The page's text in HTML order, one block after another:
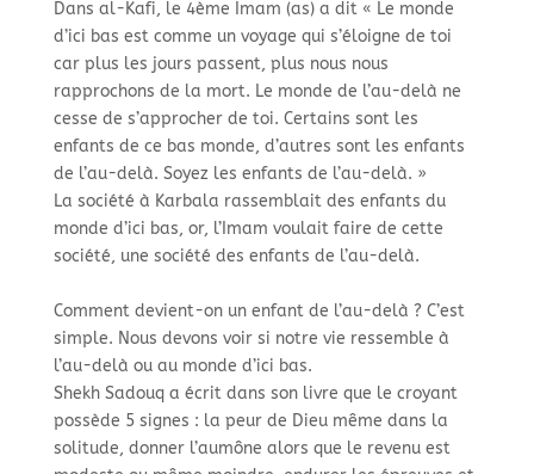
Dans al-Kafi, le 4ème Imam (as) a dit « Le monde
d’ici bas est comme un voyage qui s’éloigne de toi
car plus les jours passent, plus nous nous
rapprochons de la mort. Le monde de l’au-delà ne
cesse de s’approcher de toi. Certains sont les
enfants de ce bas monde, d’autres sont les enfants
de l’au-delà. Soyez les enfants de l’au-delà. »​
La société à Karbala rassemblait des enfants du
monde d’ici bas, or, l’Imam voulait faire de cette
société, une société des enfants de l’au-delà.​
Comment devient-on un enfant de l’au-delà ? C’est
simple. Nous devons voir si notre vie ressemble à
l’au-delà ou au monde d’ici bas. ​
Shekh Sadouq a écrit dans son livre que le croyant
possède 5 signes : la peur de Dieu même dans la
solitude, donner l’aumône alors que le revenu est